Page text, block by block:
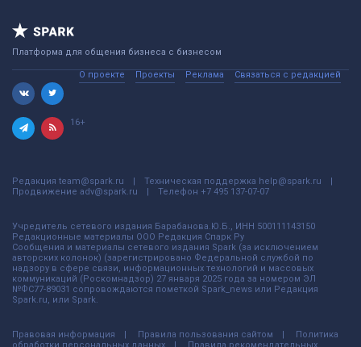
Платформа для общения бизнеса с бизнесом
О проекте Проекты Реклама Связаться с редакцией
16+
Редакция team@spark.ru Техническая поддержка help@spark.ru
Продвижение adv@spark.ru Телефон +7 495 137-07-07
Учредитель сетевого издания Барабанова.Ю.Б., ИНН 500111143150
Редакционные материалы ООО Редакция Спарк Ру
Сообщения и материалы сетевого издания Spark (за исключением
авторских колонок) (зарегистрировано Федеральной службой по
надзору в сфере связи, информационных технологий и массовых
коммуникаций (Роскомнадзор) 27 января 2025 года за номером ЭЛ
№ФС77-89031 сопровождаются пометкой Spark_news или Редакция
Spark.ru, или Spark.
Правовая информация Правила пользования сайтом
Политика